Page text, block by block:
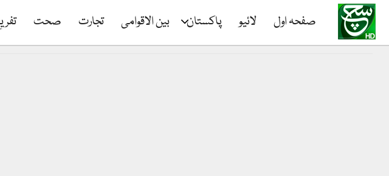
صفحہ اول لائیو پاکستان بین الاقوامی تجارت صحت